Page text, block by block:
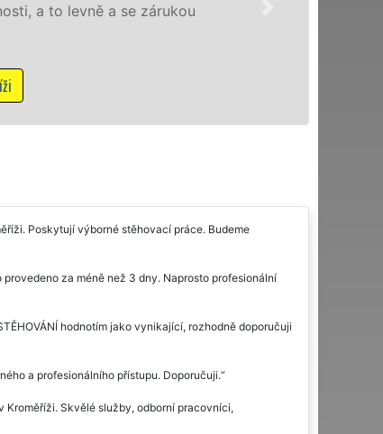
Poskytují výborné stěhovací práce. Budeme
za méně než 3 dny. Naprosto profesionální
hodnotím jako vynikající, rozhodně doporučuji
a profesionálního přístupu. Doporučuji.
Kroměříži. Skvělé služby, odborní pracovníci,